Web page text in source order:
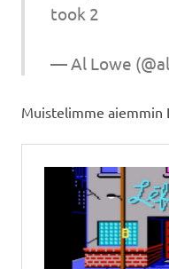
took 2
— Al Lowe
Muistelimme aiemmin